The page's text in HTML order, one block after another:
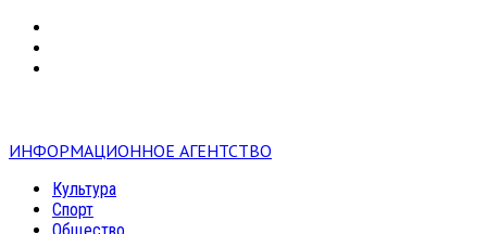
ИНФОРМАЦИОННОЕ АГЕНТСТВО
Культура
Спорт